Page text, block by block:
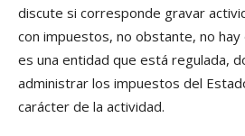
discute si corresponde gravar
con impuestos, no obstante, no hay
es una entidad que está regulada,
administrar los impuestos del
carácter de la actividad.